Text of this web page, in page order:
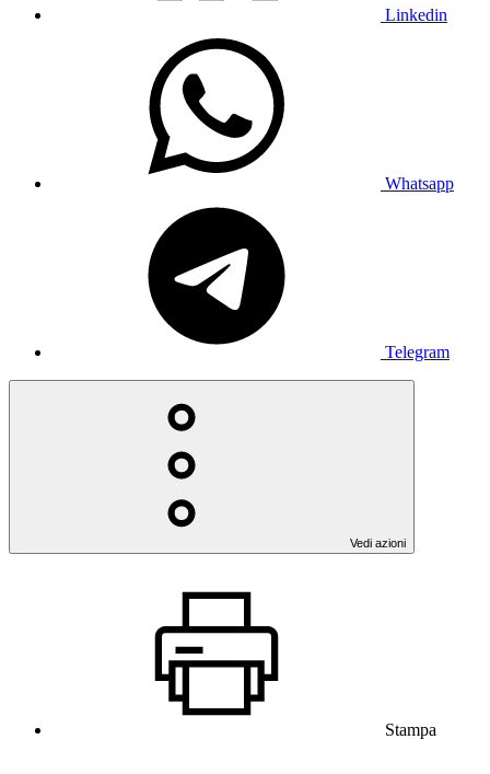
Linkedin
Whatsapp
Telegram
Vedi azioni
Stampa